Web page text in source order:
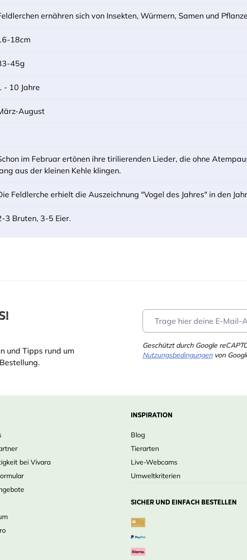
ernähren sich von Insekten, Würmern, Samen und
18cm
45g
- 10 Jahre
August
im Februar ertönen ihre tirilierenden Lieder, die ohne
aus der kleinen Kehle klingen.
Feldlerche erhielt die Auszeichnung "Vogel des Jahres" in den
3 Bruten, 3-5 Eier.
und Tipps rund um
Geschützt durch Google
Nutzungsbedingungenvon
bei Vivara
INSPIRATION
Blog
Tierarten
Live-Webcams
Umweltkriterien
SICHER UND EINFACH BESTELLEN